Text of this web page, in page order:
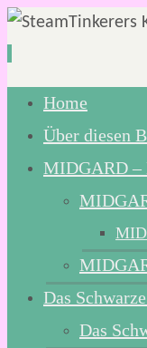
Zum
Inhalt
springen
Home
Über diesen
MIDGARD –
Das
Das